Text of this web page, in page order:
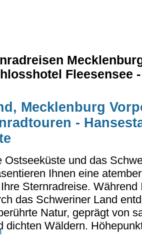
Fleesensee
Mecklenburg
-
Ostseeküste und das
Ihnen eine
Sternradreise. Während
das Schweriner Land
Natur, geprägt von
dichten Wäldern.